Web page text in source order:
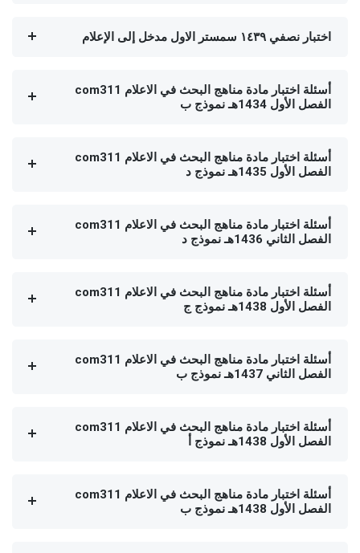
اختبار نصفي ١٤٣٩ سمستر الاول مدخل إلى الإعلام
أسئلة اختبار مادة مناهج البحث في الاعلام com311
الفصل الأول 1434هـ نموذج ب
أسئلة اختبار مادة مناهج البحث في الاعلام com311
الفصل الأول 1435هـ نموذج د
أسئلة اختبار مادة مناهج البحث في الاعلام com311
الفصل الثاني 1436هـ نموذج د
أسئلة اختبار مادة مناهج البحث في الاعلام com311
الفصل الأول 1438هـ نموذج ج
أسئلة اختبار مادة مناهج البحث في الاعلام com311
الفصل الثاني 1437هـ نموذج ب
أسئلة اختبار مادة مناهج البحث في الاعلام com311
الفصل الأول 1438هـ نموذج أ
أسئلة اختبار مادة مناهج البحث في الاعلام com311
الفصل الأول 1438هـ نموذج ب